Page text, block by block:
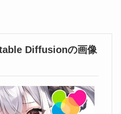
Diffusionの画像